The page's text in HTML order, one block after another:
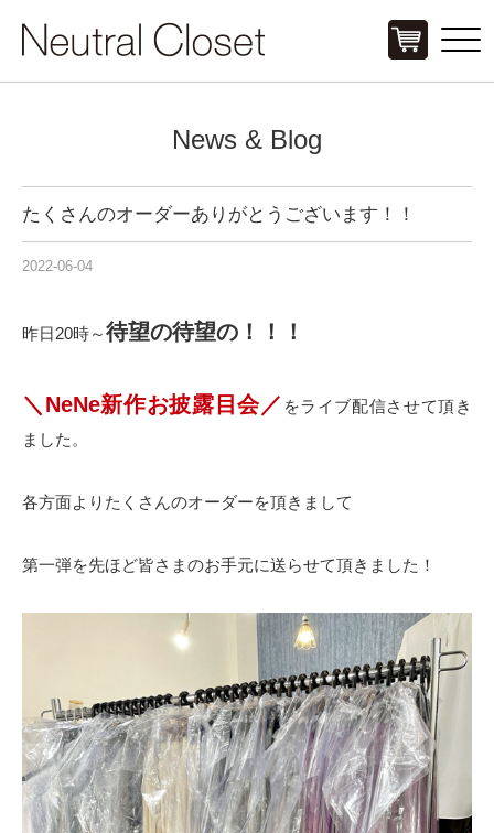
Click
News & Blog
たくさんのオーダーありがとうございます！！
2022-06-04
昨日20時～待望の待望の！！！
＼NeNe新作お披露目会／ をライブ配信させて頂き
ました。
各方面よりたくさんのオーダーを頂きまして
第一弾を先ほど皆さまのお手元に送らせて頂きました！